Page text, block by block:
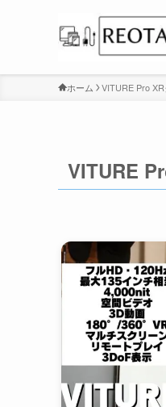
ホーム VITURE Pro XR
VITURE